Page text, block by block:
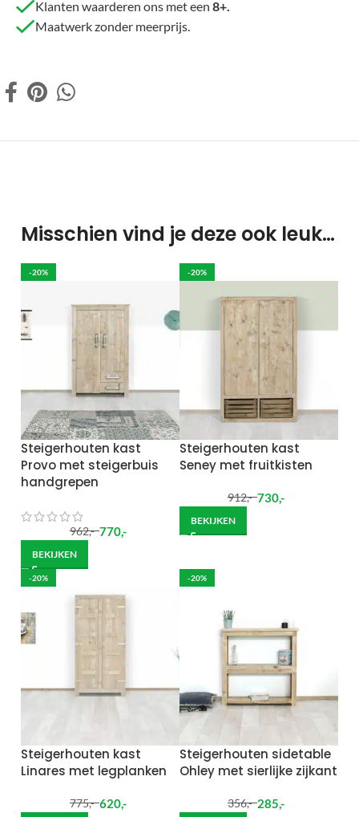
Klanten waarderen ons met een 8+.
Maatwerk zonder meerprijs.
Misschien vind je deze ook leuk…
-20%
Steigerhouten kast
Provo met steigerbuis
handgrepen
962,- 770,-
BEKIJKEN
-20%
Steigerhouten kast
Seney met fruitkisten
912,- 730,-
BEKIJKEN
-20%
Steigerhouten kast
Linares met legplanken
775,- 620,-
-20%
Steigerhouten sidetable
Ohley met sierlijke zijkant
356,- 285,-